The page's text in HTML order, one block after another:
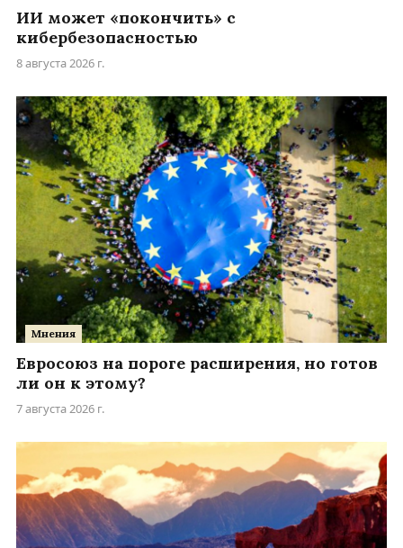
ИИ может «покончить» с
кибербезопасностью
8 августа 2026 г.
Мнения
Евросоюз на пороге расширения, но готов
ли он к этому?
7 августа 2026 г.